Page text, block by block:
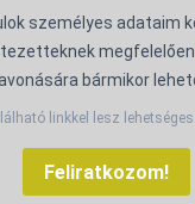
személyes adataim
bármikor
linkkel lesz lehetséges.
Feliratkozom!